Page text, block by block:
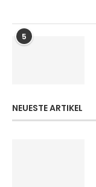
5
NEUESTE ARTIKEL